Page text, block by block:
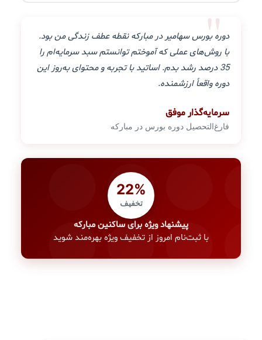
"
دوره بورس سهامیر در مبارکه نقطه عطف زندگی من بود.
با روش‌های عملی که آموختم توانستم سبد سرمایه‌ام را
35 درصد رشد بدم. اساتید با تجربه و محتوای به‌روز این
دوره واقعاً ارزشمنده.
سرمایه‌گذار موفق
فارغ‌التحصیل دوره بورس در مبارکه
22%
تخفیف
پیشنهاد ویژه برای ساکنین مبارکه
با ثبت‌نام امروز از تخفیف ویژه بهره‌مند شوید